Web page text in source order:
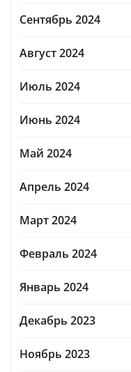
Сентябрь 2024
Август 2024
Июль 2024
Июнь 2024
Май 2024
Апрель 2024
Март 2024
Февраль 2024
Январь 2024
Декабрь 2023
Ноябрь 2023